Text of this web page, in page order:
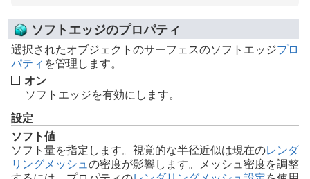
ソフトエッジのプロパティ
選択されたオブジェクトのサーフェスのソフトエッジプロ
パティ を管理します。
オン
ソフトエッジを有効にします。
設定
ソフト値
ソフト量を指定します。視覚的な半径近似は現在のレンダ
リングメッシュの密度が影響します。メッシュ密度を調整